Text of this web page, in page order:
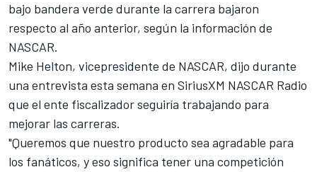
bajo bandera verde durante la carrera bajaron
respecto al año anterior, según la información de
NASCAR.
Mike Helton, vicepresidente de NASCAR, dijo durante
una entrevista esta semana en SiriusXM NASCAR Radio
que el ente fiscalizador seguiría trabajando para
mejorar las carreras.
"Queremos que nuestro producto sea agradable para
los fanáticos, y eso significa tener una competición